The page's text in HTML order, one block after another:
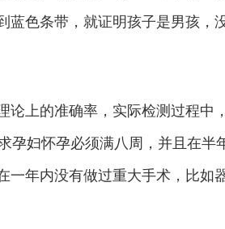
蓝色条带，就证明孩子是男孩，
上的准确率，实际检测过程中
孕妇怀孕必须满八周，并且在半
一年内没有做过重大手术，比如